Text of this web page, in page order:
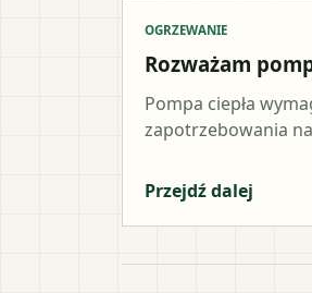
OGRZEWANIE
Rozważam
Pompa ciepła
zapotrzebowania
Przejdź dalej